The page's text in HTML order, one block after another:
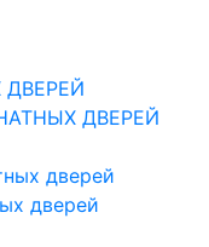
ДВЕРЕЙ
дверей
дверей